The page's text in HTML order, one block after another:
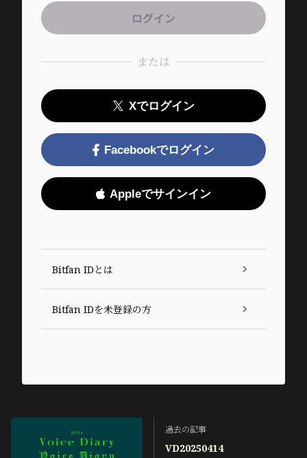
または
Xでログイン
Facebookでログイン
Appleでサインイン
Bitfan IDとは
Bitfan IDを未登録の方
過去の記事
VD20250414